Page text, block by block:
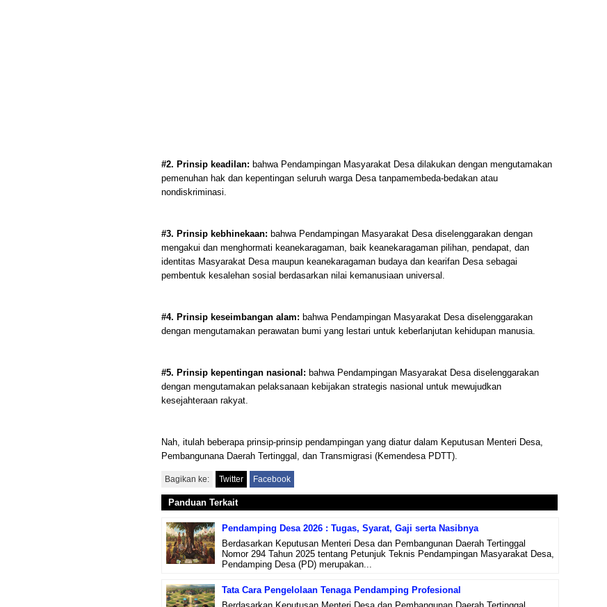
#2. Prinsip keadilan: bahwa Pendampingan Masyarakat Desa dilakukan dengan mengutamakan
pemenuhan hak dan kepentingan seluruh warga Desa tanpamembeda-bedakan atau
nondiskriminasi.
#3. Prinsip kebhinekaan: bahwa Pendampingan Masyarakat Desa diselenggarakan dengan
mengakui dan menghormati keanekaragaman, baik keanekaragaman pilihan, pendapat, dan
identitas Masyarakat Desa maupun keanekaragaman budaya dan kearifan Desa sebagai
pembentuk kesalehan sosial berdasarkan nilai kemanusiaan universal.
#4. Prinsip keseimbangan alam: bahwa Pendampingan Masyarakat Desa diselenggarakan
dengan mengutamakan perawatan bumi yang lestari untuk keberlanjutan kehidupan manusia.
#5. Prinsip kepentingan nasional: bahwa Pendampingan Masyarakat Desa diselenggarakan
dengan mengutamakan pelaksanaan kebijakan strategis nasional untuk mewujudkan
kesejahteraan rakyat.
Nah, itulah beberapa prinsip-prinsip pendampingan yang diatur dalam Keputusan Menteri Desa,
Pembangunana Daerah Tertinggal, dan Transmigrasi (Kemendesa PDTT).
Bagikan ke: Twitter Facebook
Panduan Terkait
Pendamping Desa 2026 : Tugas, Syarat, Gaji serta Nasibnya
Berdasarkan Keputusan Menteri Desa dan Pembangunan Daerah Tertinggal
Nomor 294 Tahun 2025 tentang Petunjuk Teknis Pendampingan Masyarakat Desa,
Pendamping Desa (PD) merupakan...
Tata Cara Pengelolaan Tenaga Pendamping Profesional